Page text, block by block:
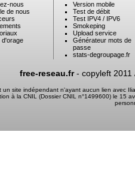
nous
de nous
d'orage
Version mobile
Test de débit
Test IPV4 / IPV6
Smokeping
Upload service
Générateur mots de
passe
stats-degroupage.fr
free-reseau.fr- copyleft 2011
un site indépendant n'ayant aucun lien avec
à la CNIL (Dossier CNIL n°1499600) le 15